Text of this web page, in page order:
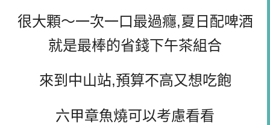
很大顆～一次一口最過癮,夏日配啤酒
就是最棒的省錢下午茶組合
來到中山站,預算不高又想吃飽
六甲章魚燒可以考慮看看